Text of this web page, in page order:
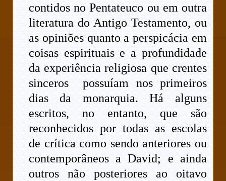
contidos no Pentateuco ou em outra
literatura do Antigo Testamento, ou
as opiniões quanto a perspicácia em
coisas espirituais e a profundidade
da experiência religiosa que crentes
sinceros possuíam nos primeiros
dias da monarquia. Há alguns
escritos, no entanto, que são
reconhecidos por todas as escolas
de crítica como sendo anteriores ou
contemporâneos a David; e ainda
outros não posteriores ao oitavo